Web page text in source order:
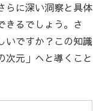
らに深い洞察と具体
きるでしょう。さ
いですか？この知識
次元」へと導くこと